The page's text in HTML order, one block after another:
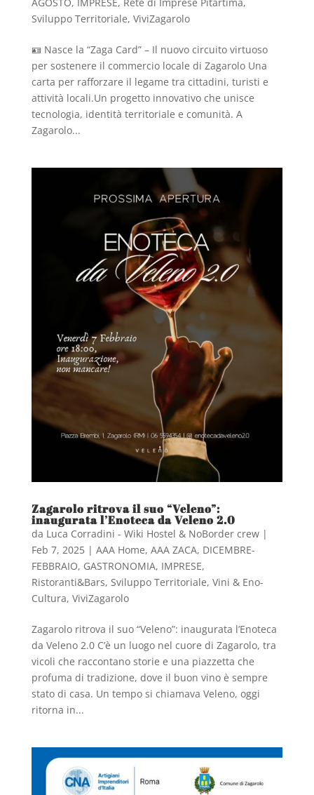
Sviluppo Territoriale, ViviZagarolo
🪪 Nasce la “Zaga Card” – Il nuovo circuito virtuoso
per sostenere il commercio locale di Zagarolo Una
carta per rafforzare il legame tra cittadini, turisti e
attività locali.Un progetto innovativo che unisce
tecnologia, identità territoriale e comunità. A
Zagarolo...
Zagarolo ritrova il suo “Veleno”:
inaugurata l’Enoteca da Veleno 2.0
da Luca Corradini - Wiki Hostel & NoBorder crew|
Feb 7, 2025| AAA Home, AAA ZACA, DICEMBRE-
FEBBRAIO, GASTRONOMIA, IMPRESE,
Ristoranti&Bars, Sviluppo Territoriale, Vini & Eno-
Cultura, ViviZagarolo
Zagarolo ritrova il suo “Veleno”: inaugurata l’Enoteca
da Veleno 2.0 C’è un luogo nel cuore di Zagarolo, tra
vicoli che raccontano storie e una piazzetta che
profuma di tradizione, dove il buon vino è sempre
stato di casa. Un tempo si chiamava Veleno, oggi
ritorna in...